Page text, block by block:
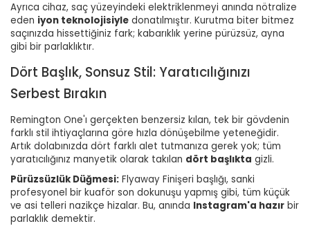
Ayrıca cihaz, saç yüzeyindeki elektriklenmeyi anında nötralize
eden iyon teknolojisiyle donatılmıştır. Kurutma biter bitmez
saçınızda hissettiğiniz fark; kabarıklık yerine pürüzsüz, ayna
gibi bir parlaklıktır.
Dört Başlık, Sonsuz Stil: Yaratıcılığınızı
Serbest Bırakın
Remington One'ı gerçekten benzersiz kılan, tek bir gövdenin
farklı stil ihtiyaçlarına göre hızla dönüşebilme yeteneğidir.
Artık dolabınızda dört farklı alet tutmanıza gerek yok; tüm
yaratıcılığınız manyetik olarak takılan dört başlıkta gizli.
Pürüzsüzlük Düğmesi: Flyaway Finişeri başlığı, sanki
profesyonel bir kuaför son dokunuşu yapmış gibi, tüm küçük
ve asi telleri nazikçe hizalar. Bu, anında Instagram'a hazır bir
parlaklık demektir.